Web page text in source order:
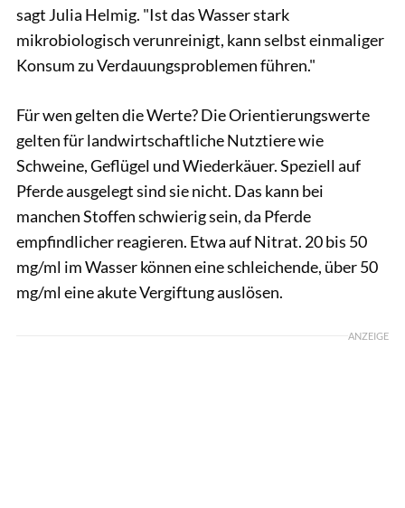
sagt Julia Helmig. "Ist das Wasser stark
mikrobiologisch verunreinigt, kann selbst einmaliger
Konsum zu Verdauungsproblemen führen."
Für wen gelten die Werte? Die Orientierungswerte
gelten für landwirtschaftliche Nutztiere wie
Schweine, Geflügel und Wiederkäuer. Speziell auf
Pferde ausgelegt sind sie nicht. Das kann bei
manchen Stoffen schwierig sein, da Pferde
empfindlicher reagieren. Etwa auf Nitrat. 20 bis 50
mg/ml im Wasser können eine schleichende, über 50
mg/ml eine akute Vergiftung auslösen.
ANZEIGE